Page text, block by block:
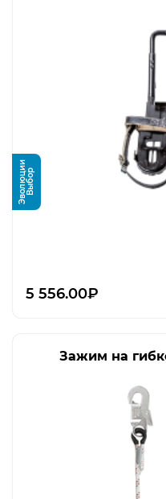
В
ы
б
о
р
Э
в
о
л
ю
ц
и
и
5 556.00₽
Зажим на